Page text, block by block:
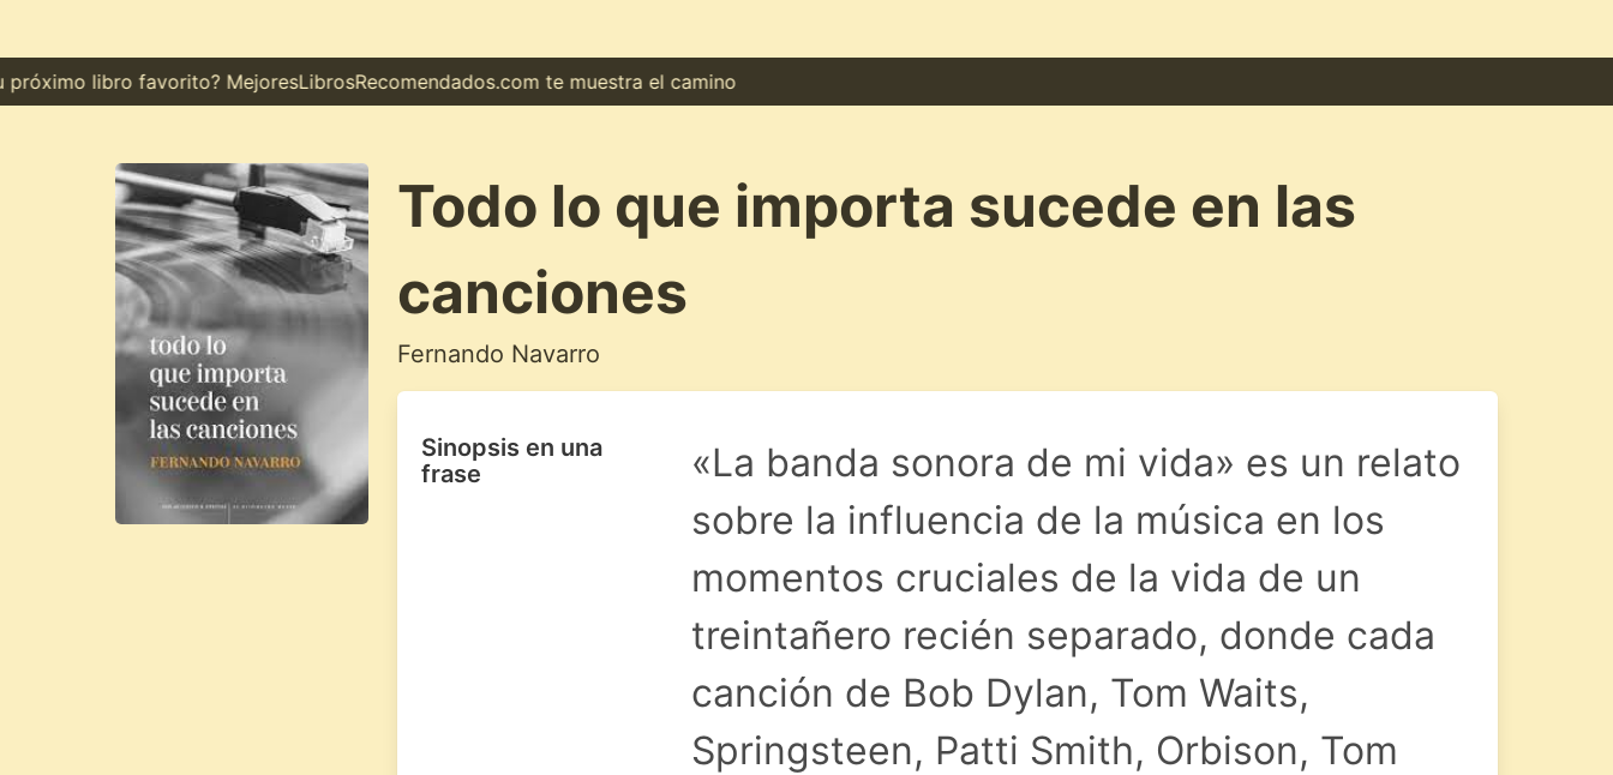
libro favorito? MejoresLibrosRecomendados.com te muestra el camino
Todo lo que importa sucede en las
canciones
Fernando Navarro
Sinopsis en una
frase
«La banda sonora de mi vida» es un relato
sobre la influencia de la música en los
momentos cruciales de la vida de un
treintañero recién separado, donde cada
canción de Bob Dylan, Tom Waits,
Springsteen, Patti Smith, Orbison, Tom